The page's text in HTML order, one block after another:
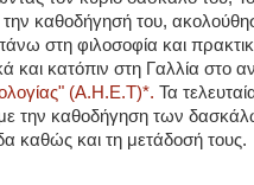
καθοδήγησή του,
στη φιλοσοφία και
και κατόπιν στη Γαλλία στο
(Α.Η.Ε.Τ)*. Τα
την καθοδήγηση των
καθώς και τη μετάδοσή τους.